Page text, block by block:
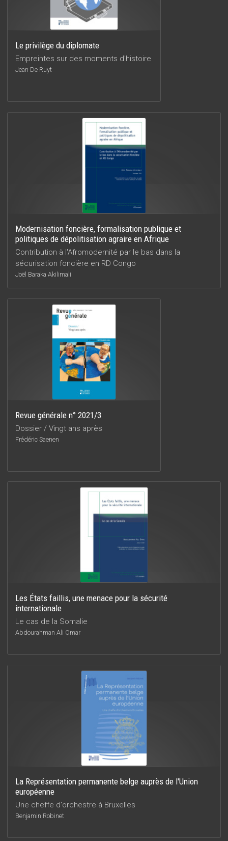
Le privilège du diplomate
Empreintes sur des moments d'histoire
Jean De Ruyt
Modernisation foncière, formalisation publique et
politiques de dépolitisation agraire en Afrique
Contribution à l'Afromodernité par le bas dans la
sécurisation foncière en RD Congo
Joël Baraka Akilimali
Revue générale n° 2021/3
Dossier / Vingt ans après
Frédéric Saenen
Les États faillis, une menace pour la sécurité
internationale
Le cas de la Somalie
Abdourahman Ali Omar
La Représentation permanente belge auprès de l'Union
européenne
Une cheffe d'orchestre à Bruxelles
Benjamin Robinet